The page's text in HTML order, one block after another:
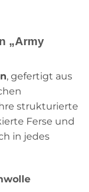
„Army
, gefertigt aus
strukturierte
Ferse und
in jedes